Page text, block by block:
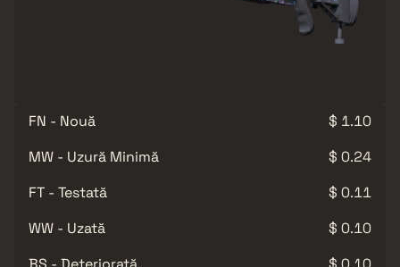
FN - Nouă
$ 1.10
MW - Uzură Minimă
$ 0.24
FT - Testată
$ 0.11
WW - Uzată
$ 0.10